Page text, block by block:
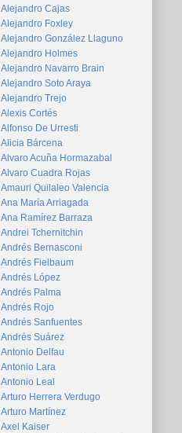
Alejandro Cajas
Alejandro Foxley
Alejandro González Llaguno
Alejandro Holmes
Alejandro Navarro Brain
Alejandro Soto Araya
Alejandro Trejo
Alexis Cortés
Alfonso De Urresti
Alicia Bárcena
Alvaro Acuña Hormazabal
Alvaro Cuadra Rojas
Amauri Quilaleo Valencia
Ana María Arriagada
Ana Ramírez Barraza
Andrei Tchernitchin
Andrés Bernasconi
Andrés Fielbaum
Andrés López
Andrés Palma
Andrés Rojo
Andrés Sanfuentes
Andrés Suárez
Antonio Delfau
Antonio Lara
Antonio Leal
Arturo Herrera Verdugo
Arturo Martínez
Axel Kaiser